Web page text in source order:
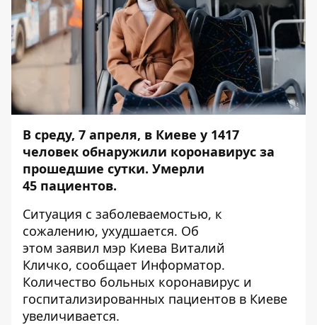
В среду, 7 апреля, в Киеве у 1417
человек обнаружили коронавирус за
прошедшие сутки. Умерли
45 пациентов.
Ситуация с заболеваемостью, к
сожалению, ухудшается. Об
этом заявил мэр Киева Виталий
Кличко, сообщает Информатор.
Количество больных коронавирус и
госпитализированных пациентов в Киеве
увеличивается.